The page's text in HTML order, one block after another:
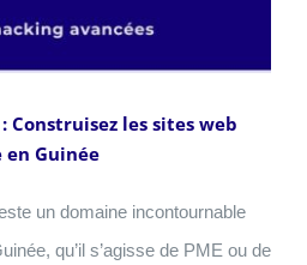
Construisez les sites web
Guinée
un domaine incontournable
qu’il s’agisse de PME ou de